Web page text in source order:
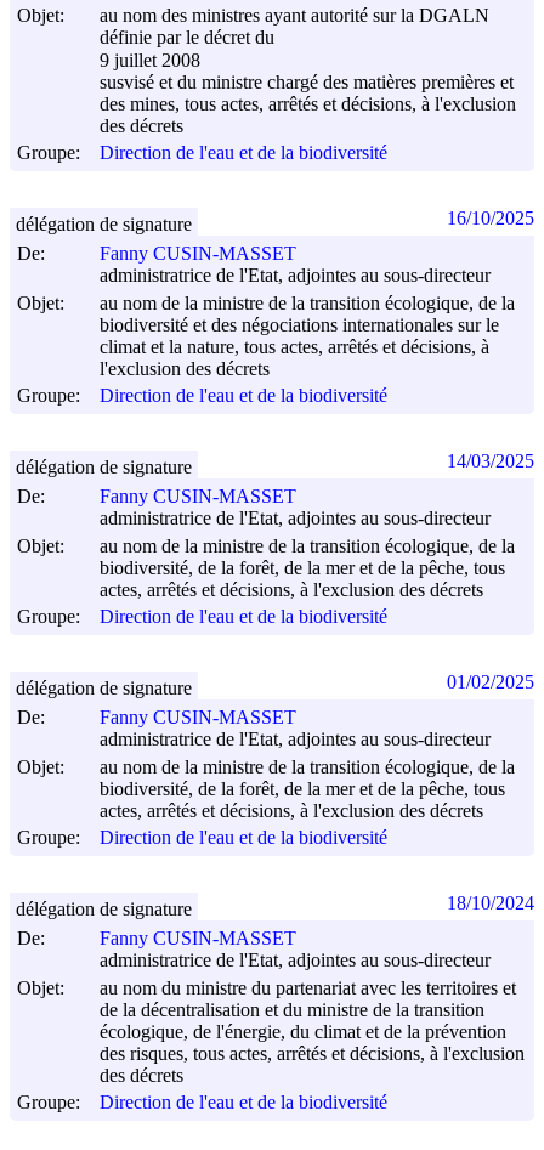
Objet:
au nom des ministres ayant autorité sur la DGALN
définie par le décret du
9 juillet 2008
susvisé et du ministre chargé des matières premières et
des mines, tous actes, arrêtés et décisions, à l'exclusion
des décrets
Groupe:
Direction de l'eau et de la biodiversité
De:
Fanny CUSIN-MASSET
administratrice de l'Etat, adjointes au sous-directeur
Objet:
au nom de la ministre de la transition écologique, de la
biodiversité et des négociations internationales sur le
climat et la nature, tous actes, arrêtés et décisions, à
l'exclusion des décrets
Groupe:
Direction de l'eau et de la biodiversité
délégation de signature 16/10/2025
De:
Fanny CUSIN-MASSET
administratrice de l'Etat, adjointes au sous-directeur
Objet:
au nom de la ministre de la transition écologique, de la
biodiversité, de la forêt, de la mer et de la pêche, tous
actes, arrêtés et décisions, à l'exclusion des décrets
Groupe:
Direction de l'eau et de la biodiversité
délégation de signature 14/03/2025
De:
Fanny CUSIN-MASSET
administratrice de l'Etat, adjointes au sous-directeur
Objet:
au nom de la ministre de la transition écologique, de la
biodiversité, de la forêt, de la mer et de la pêche, tous
actes, arrêtés et décisions, à l'exclusion des décrets
Groupe:
Direction de l'eau et de la biodiversité
délégation de signature 01/02/2025
De:
Fanny CUSIN-MASSET
administratrice de l'Etat, adjointes au sous-directeur
Objet:
au nom du ministre du partenariat avec les territoires et
de la décentralisation et du ministre de la transition
écologique, de l'énergie, du climat et de la prévention
des risques, tous actes, arrêtés et décisions, à l'exclusion
des décrets
Groupe:
Direction de l'eau et de la biodiversité
délégation de signature 18/10/2024